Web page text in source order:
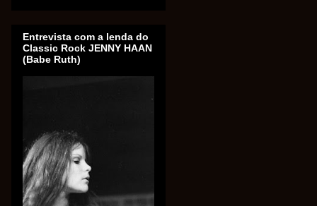
Entrevista com a lenda do
Classic Rock JENNY HAAN
(Babe Ruth)